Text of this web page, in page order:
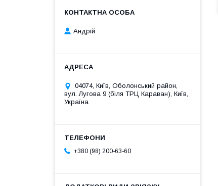
Андрій
04074, Київ, Оболонський район,
вул. Лугова 9 (біля ТРЦ Караван), Київ,
Україна
+380 (98) 200-63-60